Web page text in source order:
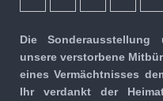
Die
unsere verstorbene
eines Vermächtnisses
Ihr verdankt der